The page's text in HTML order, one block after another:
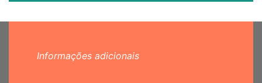
Informações adicionais